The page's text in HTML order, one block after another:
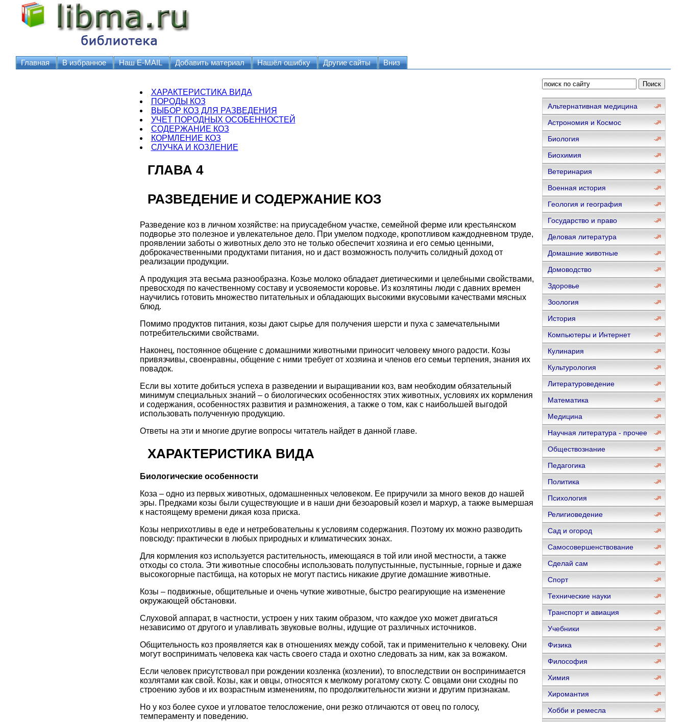
Главная В избранное Наш E-MAIL Добавить материал Нашёл ошибку Другие сайты Вниз
ХАРАКТЕРИСТИКА ВИДА
ПОРОДЫ КОЗ
ВЫБОР КОЗ ДЛЯ РАЗВЕДЕНИЯ
УЧЕТ ПОРОДНЫХ ОСОБЕННОСТЕЙ
СОДЕРЖАНИЕ КОЗ
КОРМЛЕНИЕ КОЗ
СЛУЧКА И КОЗЛЕНИЕ
ГЛАВА 4
РАЗВЕДЕНИЕ И СОДЕРЖАНИЕ КОЗ
Разведение коз в личном хозяйстве: на приусадебном участке, семейной ферме или крестьянском
подворье это полезное и увлекательное дело. При умелом подходе, кропотливом каждодневном труде,
проявлении заботы о животных дело это не только обеспечит хозяина и его семью ценными,
доброкачественными продуктами питания, но и даст возможность получить солидный доход от
реализации продукции.
А продукция эта весьма разнообразна. Козье молоко обладает диетическими и целебными свойствами,
превосходя по качественному составу и усвояемости коровье. Из козлятины люди с давних времен
научились готовить множество питательных и обладающих высокими вкусовыми качествами мясных
блюд.
Помимо продуктов питания, козы дают сырье для получения шерсти и пуха с замечательными
потребительскими свойствами.
Наконец, постоянное общение с домашними животными приносит человеку много радости. Козы
привязчивы, своенравны, общение с ними требует от хозяина и членов его семьи терпения, знания их
повадок.
Если вы хотите добиться успеха в разведении и выращивании коз, вам необходим обязательный
минимум специальных знаний – о биологических особенностях этих животных, условиях их кормления
и содержания, особенностях развития и размножения, а также о том, как с наибольшей выгодой
использовать полученную продукцию.
Ответы на эти и многие другие вопросы читатель найдет в данной главе.
ХАРАКТЕРИСТИКА ВИДА
Биологические особенности
Коза – одно из первых животных, одомашненных человеком. Ее приручили за много веков до нашей
эры. Предками козы были существующие и в наши дни безоаровый козел и мархур, а также вымершая
к настоящему времени дикая коза приска.
Козы неприхотливы в еде и нетребовательны к условиям содержания. Поэтому их можно разводить
повсюду: практически в любых природных и климатических зонах.
Для кормления коз используется растительность, имеющаяся в той или иной местности, а также
отходы со стола. Эти животные способны использовать полупустынные, пустынные, горные и даже
высокогорные пастбища, на которых не могут пастись никакие другие домашние животные.
Козы – подвижные, общительные и очень чуткие животные, быстро реагирующие на изменение
окружающей обстановки.
Слуховой аппарат, в частности, устроен у них таким образом, что каждое ухо может двигаться
независимо от другого и улавливать звуковые волны, идущие от различных источников.
Общительность коз проявляется как в отношениях между собой, так и применительно к человеку. Они
могут воспринимать человека как часть своего стада и охотно следовать за ним, как за вожаком.
Если человек присутствовал при рождении козленка (козлении), то впоследствии он воспринимается
козлятами как свой. Козы, как и овцы, относятся к мелкому рогатому скоту. С овцами они сходны по
строению зубов и их возрастным изменениям, по продолжительности жизни и другим признакам.
Но у коз более сухое и угловатое телосложение, они резко отличаются от овец по голосу,
темпераменту и поведению.
Альтернативная медицина
Астрономия и Космос
Биология
Биохимия
Ветеринария
Военная история
Геология и география
Государство и право
Деловая литература
Домашние животные
Домоводство
Здоровье
Зоология
История
Компьютеры и Интернет
Кулинария
Культурология
Литературоведение
Математика
Медицина
Научная литература - прочее
Обществознание
Педагогика
Политика
Психология
Религиоведение
Сад и огород
Самосовершенствование
Сделай сам
Спорт
Технические науки
Транспорт и авиация
Учебники
Физика
Философия
Химия
Хиромантия
Хобби и ремесла